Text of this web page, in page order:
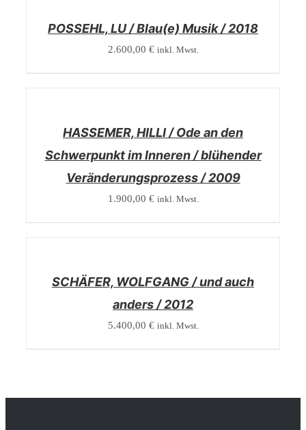
POSSEHL, LU / Blau(e) Musik / 2018
2.600,00 € inkl. Mwst.
HASSEMER, HILLI / Ode an den
Schwerpunkt im Inneren / blühender
Veränderungsprozess / 2009
1.900,00 € inkl. Mwst.
SCHÄFER, WOLFGANG / und auch
anders / 2012
5.400,00 € inkl. Mwst.